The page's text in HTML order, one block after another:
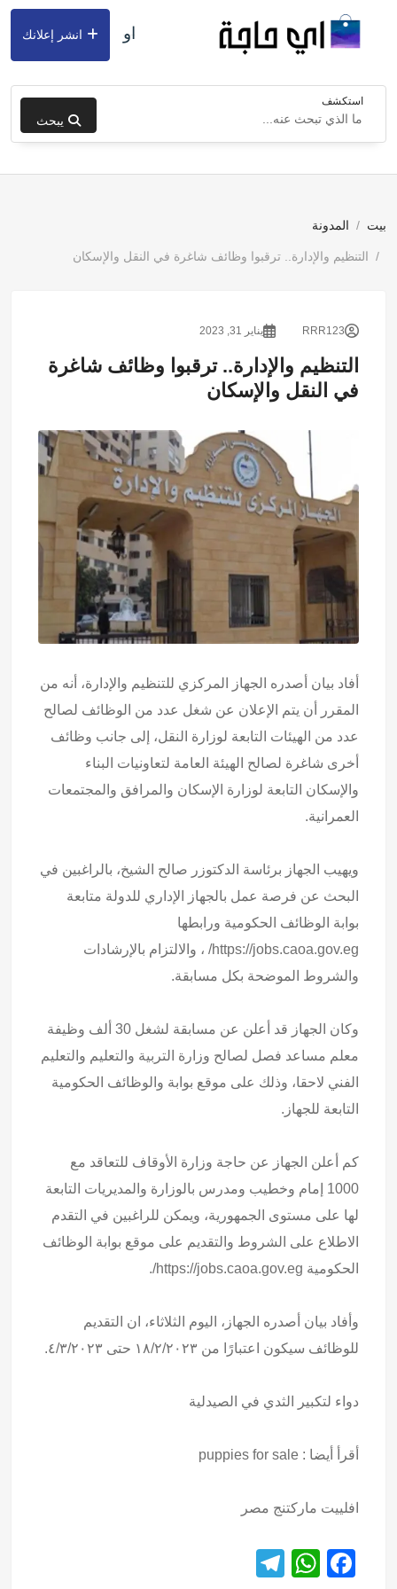
استكشف
يبحث
او انشر إعلانك
بيت المدونة
التنظيم والإدارة.. ترقبوا وظائف شاغرة في النقل والإسكان
RRR123 يناير 31, 2023
التنظيم والإدارة.. ترقبوا وظائف شاغرة
في النقل والإسكان
أفاد بيان أصدره الجهاز المركزي للتنظيم والإدارة، أنه من
المقرر أن يتم الإعلان عن شغل عدد من الوظائف لصالح
عدد من الهيئات التابعة لوزارة النقل، إلى جانب وظائف
أخرى شاغرة لصالح الهيئة العامة لتعاونيات البناء
والإسكان التابعة لوزارة الإسكان والمرافق والمجتمعات
العمرانية.
ويهيب الجهاز برئاسة الدكتوزر صالح الشيخ، بالراغبين في
البحث عن فرصة عمل بالجهاز الإداري للدولة متابعة
بوابة الوظائف الحكومية ورابطها
https://jobs.caoa.gov.eg/ ، والالتزام بالإرشادات
والشروط الموضحة بكل مسابقة.
وكان الجهاز قد أعلن عن مسابقة لشغل 30 ألف وظيفة
معلم مساعد فصل لصالح وزارة التربية والتعليم والتعليم
الفني لاحقا، وذلك على موقع بوابة والوظائف الحكومية
التابعة للجهاز.
كم أعلن الجهاز عن حاجة وزارة الأوقاف للتعاقد مع
1000 إمام وخطيب ومدرس بالوزارة والمديريات التابعة
لها على مستوى الجمهورية، ويمكن للراغبين في التقدم
الاطلاع على الشروط والتقديم على موقع بوابة الوظائف
الحكومية https://jobs.caoa.gov.eg/.
وأفاد بيان أصدره الجهاز، اليوم الثلاثاء، ان التقديم
للوظائف سيكون اعتبارًا من ١٨/٢/٢٠٢٣ حتى ٤/٣/٢٠٢٣.
دواء لتكبير الثدي في الصيدلية
أقرأ أيضا : puppies for sale
افلييت ماركتنج مصر
F
W